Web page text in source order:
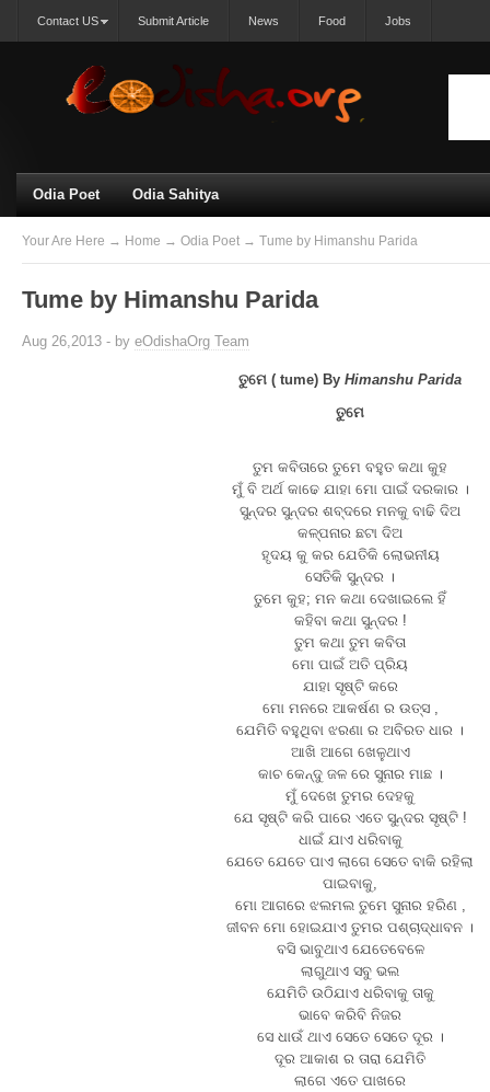
Contact US Submit Article News Food Jobs
Odia Poet Odia Sahitya
Your Are Here → Home → Odia Poet → Tume by Himanshu Parida
Tume by Himanshu Parida
Aug 26,2013 - by eOdishaOrg Team
ତୁମେ ( tume) By Himanshu Parida
ତୁମେ
ତୁମ କବିତାରେ ତୁମେ ବହୁତ କଥା କୁହ
ମୁଁ ବି ଅର୍ଥ କାଢେ ଯାହା ମୋ ପାଇଁ ଦରକାର ।
ସୁନ୍ଦର ସୁନ୍ଦର ଶବ୍ଦରେ ମନକୁ ବାଢି ଦିଅ
କଳ୍ପନାର ଛଟା ଦିଅ
ହୃଦୟ କୁ କର ଯେତିକି ଲୋଭନୀୟ
ସେତିକି ସୁନ୍ଦର ।
ତୁମେ କୁହ; ମନ କଥା ଦେଖାଇଲେ ହିଁ
କହିବା କଥା ସୁନ୍ଦର !
ତୁମ କଥା ତୁମ କବିତା
ମୋ ପାଇଁ ଅତି ପ୍ରିୟ
ଯାହା ସୃଷ୍ଟି କରେ
ମୋ ମନରେ ଆକର୍ଷଣ ର ଉତ୍ସ ,
ଯେମିତି ବହୁଥିବା ଝରଣା ର ଅବିରତ ଧାର ।
ଆଖି ଆଗେ ଖେଳୁଥାଏ
କାଚ କେନ୍ଦୁ ଜଳ ରେ ସୁନାର ମାଛ ।
ମୁଁ ଦେଖେ ତୁମର ଦେହକୁ
ଯେ ସୃଷ୍ଟି କରି ପାରେ ଏତେ ସୁନ୍ଦର ସୃଷ୍ଟି !
ଧାଇଁ ଯାଏ ଧରିବାକୁ
ଯେତେ ଯେତେ ପାଏ ଲାଗେ ସେତେ ବାକି ରହିଲା
ପାଇବାକୁ,
ମୋ ଆଗରେ ଝଲମଲ ତୁମେ ସୁନାର ହରିଣ ,
ଜୀବନ ମୋ ହୋଇଯାଏ ତୁମର ପଶ୍ଚାଦ୍ଧାବନ ।
ବସି ଭାବୁଥାଏ ଯେତେବେଳେ
ଲାଗୁଥାଏ ସବୁ ଭଲ
ଯେମିତି ଉଠିଯାଏ ଧରିବାକୁ ତାକୁ
ଭାବେ କରିବି ନିଜର
ସେ ଧାଉଁ ଥାଏ ସେତେ ସେତେ ଦୂର ।
ଦୂର ଆକାଶ ର ତାରା ଯେମିତି
ଲାଗେ ଏତେ ପାଖରେ